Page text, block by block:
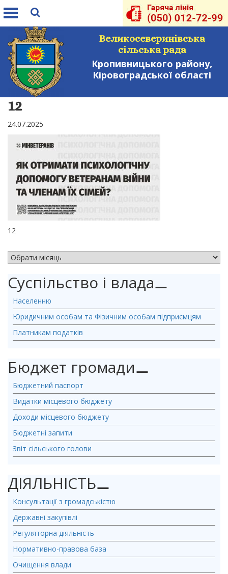
Toggle
Великосеверинівська
сільська рада
Кропивницького району,
Кіровоградської області
12
24.07.2025
12
Суспільство і влада⚊
Населенню
Юридичним особам та Фізичним особам підприємцям
Платникам податків
Бюджет громади⚊
Бюджетний паспорт
Видатки місцевого бюджету
Доходи місцевого бюджету
Бюджетні запити
Звіт сільського голови
ДІЯЛЬНІСТЬ⚊
Консультації з громадськістю
Державні закупівлі
Регуляторна діяльність
Нормативно-правова база
Очищення влади